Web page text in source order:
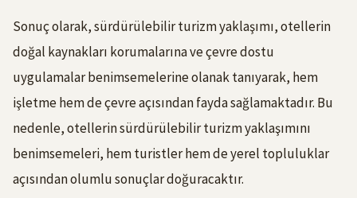
Sonuç olarak, sürdürülebilir turizm yaklaşımı, otellerin
doğal kaynakları korumalarına ve çevre dostu
uygulamalar benimsemelerine olanak tanıyarak, hem
işletme hem de çevre açısından fayda sağlamaktadır. Bu
nedenle, otellerin sürdürülebilir turizm yaklaşımını
benimsemeleri, hem turistler hem de yerel topluluklar
açısından olumlu sonuçlar doğuracaktır.